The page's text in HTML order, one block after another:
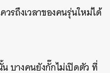
วรถึงเวลาของคนรุ่นใหม่ได้
บางคนยังกั๊กไม่เปิดตัว ที่